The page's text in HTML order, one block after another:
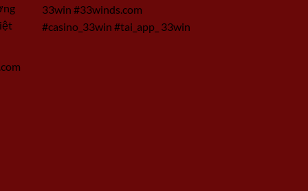
33win #33winds.com
#casino_33win #tai_app_ 33win